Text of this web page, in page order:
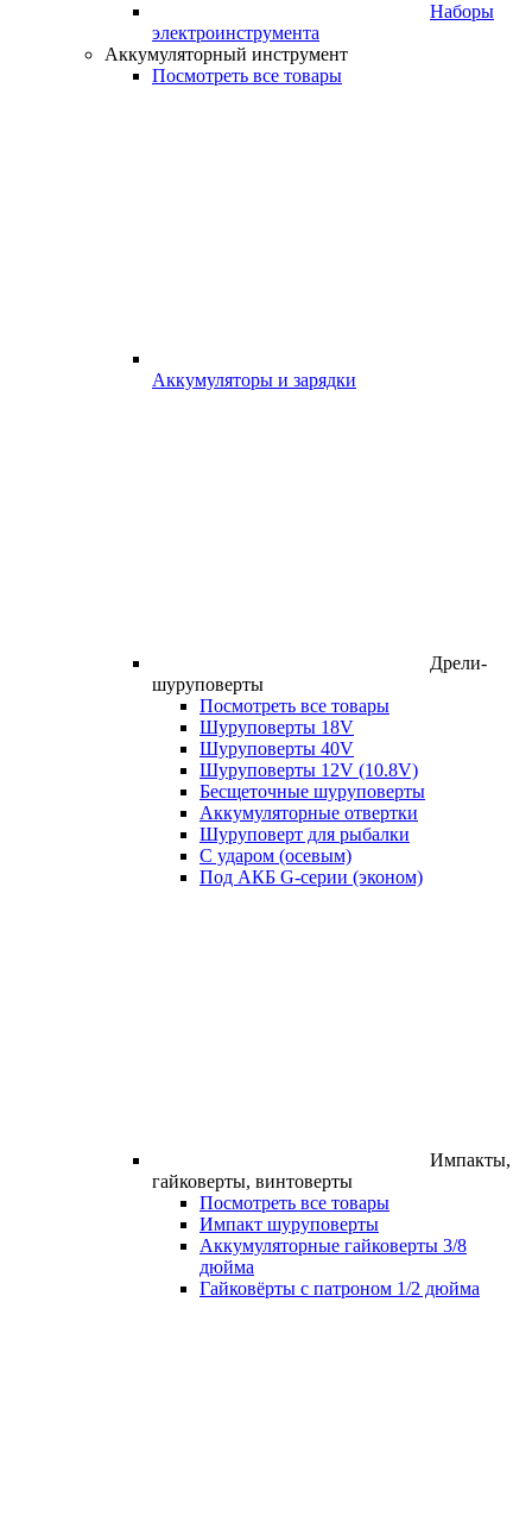
Наборы
электроинструмента
Аккумуляторный инструмент
Посмотреть все товары
Аккумуляторы и зарядки
Дрели-
шуруповерты
Посмотреть все товары
Шуруповерты 18V
Шуруповерты 40V
Шуруповерты 12V (10.8V)
Бесщеточные шуруповерты
Аккумуляторные отвертки
Шуруповерт для рыбалки
С ударом (осевым)
Под АКБ G-серии (эконом)
Импакты,
гайковерты, винтоверты
Посмотреть все товары
Импакт шуруповерты
Аккумуляторные гайковерты 3/8
дюйма
Гайковёрты с патроном 1/2 дюйма